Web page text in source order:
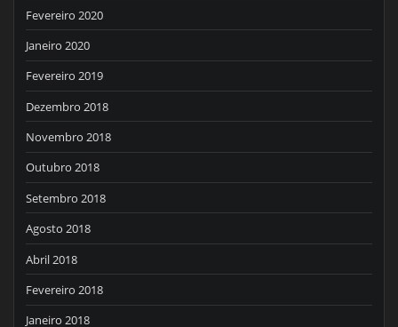
Fevereiro 2020
Janeiro 2020
Fevereiro 2019
Dezembro 2018
Novembro 2018
Outubro 2018
Setembro 2018
Agosto 2018
Abril 2018
Fevereiro 2018
Janeiro 2018